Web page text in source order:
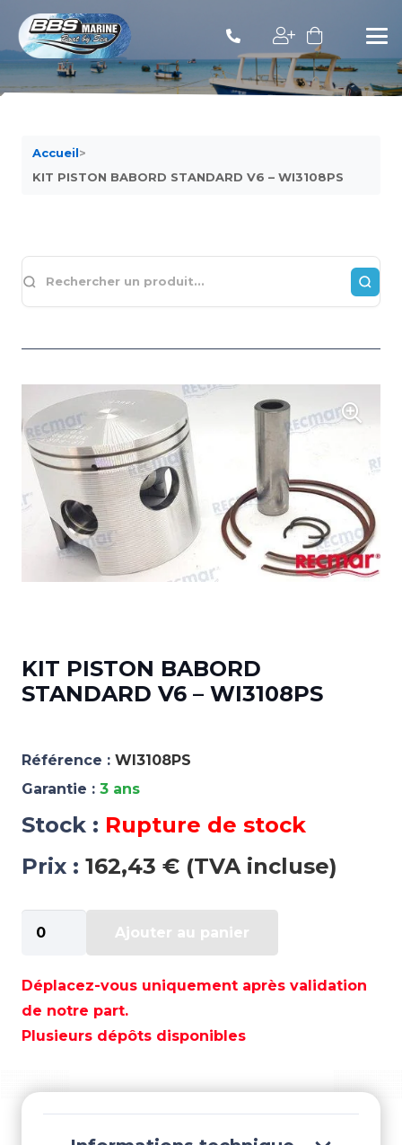
Accueil>
KIT PISTON BABORD STANDARD V6 – WI3108PS
KIT PISTON BABORD
STANDARD V6 – WI3108PS
Référence : WI3108PS
Garantie : 3 ans
Stock : Rupture de stock
Prix : 162,43 € (TVA incluse)
de
PISTON
BABORD
STANDARD
WI3108PS
Ajouter au panier
Déplacez-vous uniquement après validation
de notre part.
Plusieurs dépôts disponibles